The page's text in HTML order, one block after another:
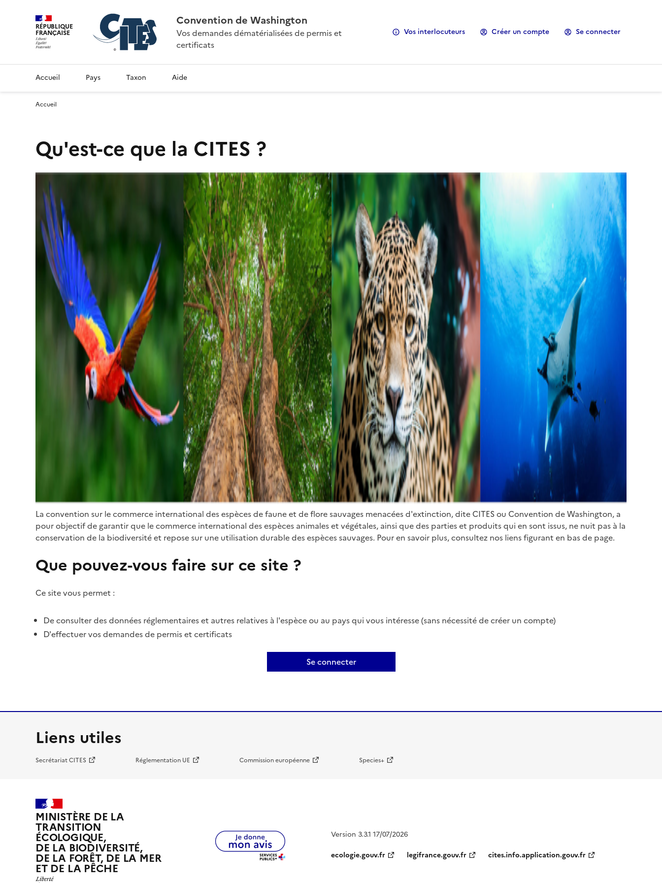
RÉPUBLIQUE
FRANÇAISE
Convention de Washington
Vos demandes dématérialisées de permis et
certificats
Vos interlocuteurs Créer un compte Se connecter
Accueil Pays Taxon Aide
Accueil
Qu'est-ce que la CITES ?
La convention sur le commerce international des espèces de faune et de flore sauvages menacées d'extinction, dite CITES ou Convention de Washington, a
pour objectif de garantir que le commerce international des espèces animales et végétales, ainsi que des parties et produits qui en sont issus, ne nuit pas à la
conservation de la biodiversité et repose sur une utilisation durable des espèces sauvages. Pour en savoir plus, consultez nos liens figurant en bas de page.
Que pouvez-vous faire sur ce site ?
Ce site vous permet :
De consulter des données réglementaires et autres relatives à l'espèce ou au pays qui vous intéresse (sans nécessité de créer un compte)
D'effectuer vos demandes de permis et certificats
Se connecter
Liens utiles
Secrétariat CITES Réglementation UE Commission européenne Species+
MINISTÈRE DE LA
TRANSITION
ÉCOLOGIQUE,
DE LA BIODIVERSITÉ,
DE LA FORÊT, DE LA MER
ET DE LA PÊCHE
Version 3.3.1 17/07/2026
ecologie.gouv.fr
legifrance.gouv.fr cites.info.application.gouv.fr